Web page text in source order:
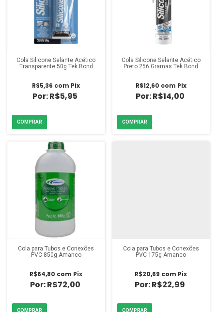
Cola Silicone Selante Acético
Transparente 50g Tek Bond
R$5,95
R$5,36 com Pix
Cola Silicone Selante Acético
Preto 256 Gramas Tek Bond
R$14,00
R$12,60 com Pix
Cola para Tubos e Conexões
PVC 850g Amanco
R$72,00
R$64,80 com Pix
Cola para Tubos e Conexões
PVC 175g Amanco
R$22,99
R$20,69 com Pix